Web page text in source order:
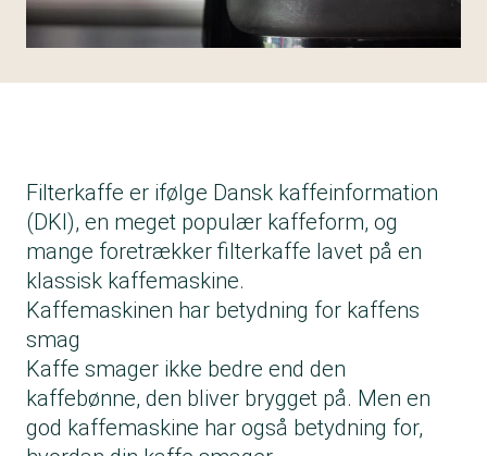
Filterkaffe er ifølge Dansk kaffeinformation
(DKI), en meget populær kaffeform, og
mange foretrækker filterkaffe lavet på en
klassisk kaffemaskine.
Kaffemaskinen har betydning for kaffens
smag
Kaffe smager ikke bedre end den
kaffebønne, den bliver brygget på. Men en
god kaffemaskine har også betydning for,